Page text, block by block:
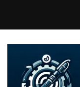
inhoud
(druk
Enter)